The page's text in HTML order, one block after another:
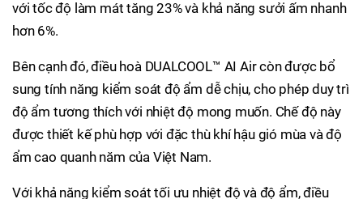
với tốc độ làm mát tăng 23% và khả năng sưởi ấm nhanh
hơn 6%.
Bên cạnh đó, điều hoà DUALCOOL™ AI Air còn được bổ
sung tính năng kiểm soát độ ẩm dễ chịu, cho phép duy trì
độ ẩm tương thích với nhiệt độ mong muốn. Chế độ này
được thiết kế phù hợp với đặc thù khí hậu gió mùa và độ
ẩm cao quanh năm của Việt Nam.
Với khả năng kiểm soát tối ưu nhiệt độ và độ ẩm, điều